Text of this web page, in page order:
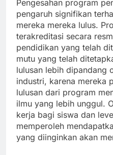
Pengesahan program
pengaruh signifikan
mereka mereka lulus.
terakreditasi secara
pendidikan yang telah
mutu yang telah
lulusan lebih dipandang
industri, karena mereka
lulusan dari program
ilmu yang lebih unggul.
kerja bagi siswa dan
memperoleh
yang diinginkan akan